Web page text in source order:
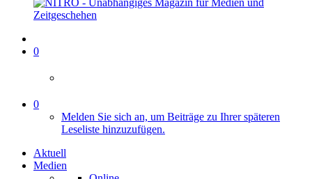
0
0
Melden Sie sich an, um Beiträge zu Ihrer späteren
Leseliste hinzuzufügen.
Aktuell
Medien